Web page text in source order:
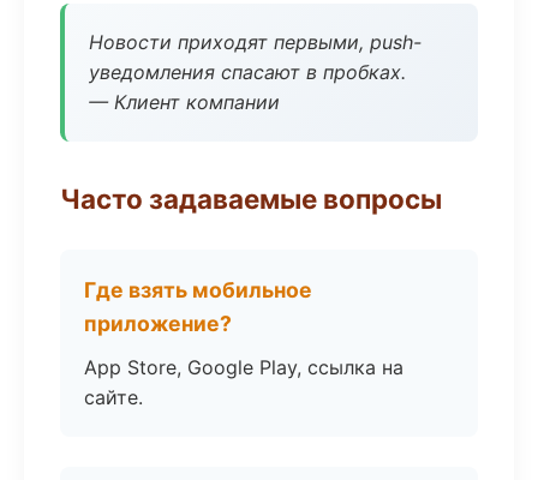
Новости приходят первыми, push-
уведомления спасают в пробках.
— Клиент компании
Часто задаваемые вопросы
Где взять мобильное
приложение?
App Store, Google Play, ссылка на
сайте.